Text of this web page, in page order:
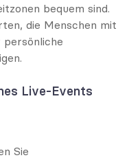
bequem sind.
die Menschen mit
Live-Events
Sie